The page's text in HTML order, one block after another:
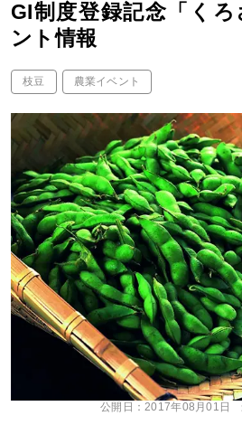
GI制度登録記念「く
ント情報
枝豆 農業イベント
公開日：2017年08月01日